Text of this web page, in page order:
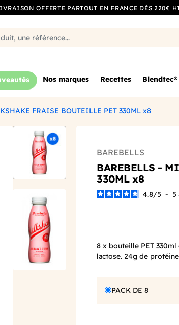
OFFERTE PARTOUT EN FRANCE DÈS 220€
Nos marques Recettes Blendtec®
FRAISE BOUTEILLE PET 330ML x8
BAREBELLS
BAREBELLS -
330ML x8
4.8/5 - 5
8 x bouteille PET
lactose. 24g de
PACK DE 8